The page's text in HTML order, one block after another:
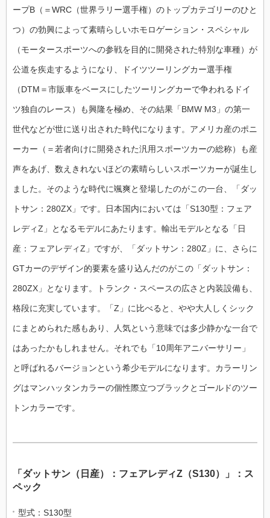
ープB（＝WRC（世界ラリー選手権）のトップカテゴリーのひと
つ）の勃興によって素晴らしいホモロゲーション・スペシャル
（モータースポーツへの参戦を目的に開発された特別な車種）が
公道を疾走するようになり、ドイツツーリングカー選手権
（DTM＝市販車をベースにしたツーリングカーで争われるドイ
ツ独自のレース）も興隆を極め、その結果「BMW M3」の第一
世代などが世に送り出された時代になります。アメリカ産のポニ
ーカー（＝若者向けに開発された汎用スポーツカーの総称）も産
声をあげ、数えきれないほどの素晴らしいスポーツカーが誕生し
ました。そのような時代に颯爽と登場したのがこの一台、「 ダッ
トサン： 280ZX」です。日本国内においては「S130型：フェア
レディZ」となるモデルにあたります。輸出モデルとなる「日
産：フェアレディZ」ですが、「ダットサン：280Z」に、さらに
GTカーのデザイン的要素を盛り込んだのがこの「ダットサン：
280ZX」となります。トランク・スペースの広さと内装設備も、
格段に充実しています。「Z」に比べると、やや大人しくシック
にまとめられた感もあり、人気という意味では多少静かな一台で
はあったかもしれません。それでも「10周年アニバーサリー 」
と呼ばれるバージョンという希少モデルになります。カラーリン
グはマンハッタンカラーの個性際立つブラックとゴールドのツー
トンカラーです。
「ダットサン（日産）：フェアレディZ（S130）」
：ス
ペック
型式：S130型